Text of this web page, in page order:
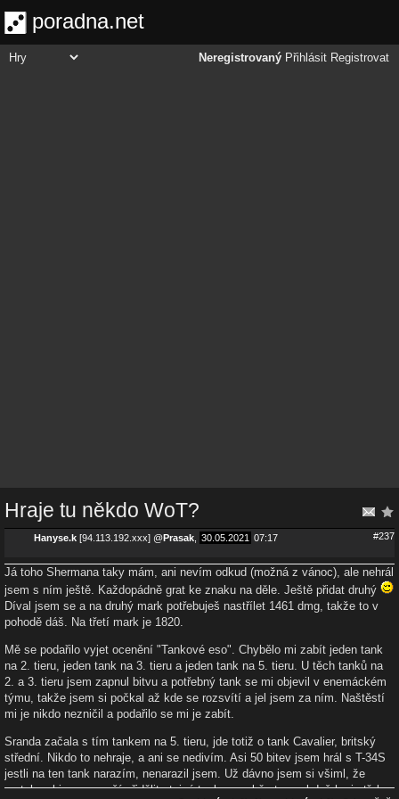
poradna.net
Neregistrovaný Přihlásit Registrovat
Hraje tu někdo WoT?
Hanyse.k [94.113.192.xxx] @Prasak 30.05.2021 07:17 #237
Já toho Shermana taky mám, ani nevím odkud (možná z vánoc), ale nehrál
jsem s ním ještě. Každopádně grat ke znaku na děle. Ještě přidat druhý
Díval jsem se a na druhý mark potřebuješ nastřílet 1461 dmg, takže to v
pohodě dáš. Na třetí mark je 1820.
Mě se podařilo vyjet ocenění "Tankové eso". Chybělo mi zabít jeden tank
na 2. tieru, jeden tank na 3. tieru a jeden tank na 5. tieru. U těch tanků na
2. a 3. tieru jsem zapnul bitvu a potřebný tank se mi objevil v enemáckém
týmu, takže jsem si počkal až kde se rozsvítí a jel jsem za ním. Naštěstí
mi je nikdo nezničil a podařilo se mi je zabít.
Sranda začala s tím tankem na 5. tieru, jde totiž o tank Cavalier, britský
střední. Nikdo to nehraje, a ani se nedivím. Asi 50 bitev jsem hrál s T-34S
jestli na ten tank narazím, nenarazil jsem. Už dávno jsem si všiml, že
matchmaking se snaží přidělit stejné tanky na obě strany, když hraju třeba